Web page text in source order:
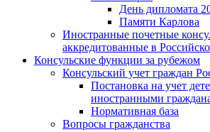
День дипломата
Памяти Карлова
Иностранные почетные
аккредитованные в
Консульские функции за рубежом
Консульский учет граждан
Постановка на учет
иностранными
Нормативная база
Вопросы гражданства